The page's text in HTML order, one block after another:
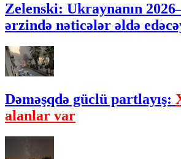
Zelenski: Ukraynanın
ərzində nəticələr əldə
Dəməşqdə güclü partlayış:
alanlar var